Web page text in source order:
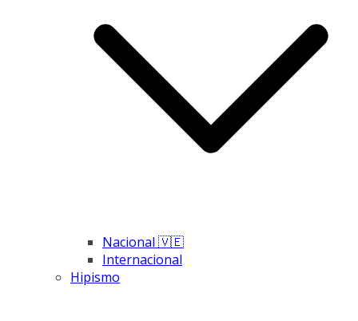
Nacional 🇻🇪
Internacional
Hipismo